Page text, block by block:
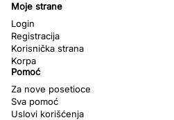
Moje strane
Login
Registracija
Korisnička strana
Korpa
Pomoć
Za nove posetioce
Sva pomoć
Uslovi korišćenja